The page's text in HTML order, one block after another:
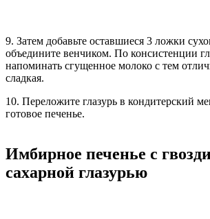
9. Затем добавьте оставшиеся 3 ложки
объедините венчиком. По консистенции
напоминать сгущенное молоко с тем
сладкая.
10. Переложите глазурь в кондитерский
готовое печенье.
Имбирное печенье с
сахарной глазурью